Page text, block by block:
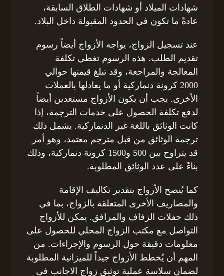
شهادات الميلاد أو شهادات الطلاق السابقة،
عادةً ما تكون في الحدود المقبولة داخل البلاد.
عند تسجيل الزواج، يواجه الأزواج أيضاً رسوم
تقديم الطلب. هذه الرسوم تغطي تكلفة
المعالجة والمراجعة، وقد تبلغ قيمتها حوالي
2000 كرونة دنماركية أو ما يعادلها بالعملات
الأخرى. يجب أن يكون الأزواج مستعدين أيضاً
لدفع تكلفة الحصول على خدمات الترجمة، إذا
كانت الوثائق باللغة غير الدنماركية. يشمل ذلك
ترجمة الوثائق من قبل مترجم معتمد، وهو أمر
قد يتراوح بين 500 و1500 كرونة دنماركية، وذلك
بناءً على عدد الوثائق المطلوبة.
كما يُنصح الأزواج بتقدير تكاليف الإقامة
والمصاريف الأخرى المتعلقة بالزواج، بما في
ذلك حفلات الزفاف والمرافق. يمكن للأزواج
التواصل مع مكتب الزواج المحلي للحصول على
معلومات دقيقة حول الرسوم والإجراءات. من
المهم أن يُخطط الأزواج جيداً للميزانية المطلوبة
لضمان سلاسة عملية توثيق زواج الاجانب فى